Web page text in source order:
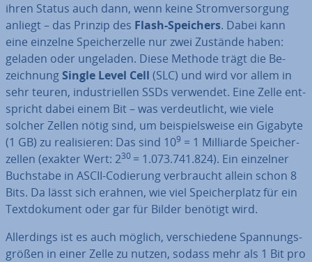
ihren Status auch dann, wenn keine Strom­ver­sor­gung
anliegt – das Prinzip des Flash-Speichers. Dabei kann
eine einzelne Spei­cher­zel­le nur zwei Zustände haben:
geladen oder ungeladen. Diese Methode trägt die Be­
zeich­nungSingle Level Cell (SLC) und wird vor allem in
sehr teuren, in­dus­tri­el­len SSDs verwendet. Eine Zelle ent­
spricht dabei einem Bit – was ver­deut­licht, wie viele
solcher Zellen nötig sind, um bei­spiels­wei­se ein Gigabyte
(1 GB) zu rea­li­sie­ren: Das sind 109 = 1 Milliarde Spei­cher­
zel­len (exakter Wert: 230 = 1.073.741.824). Ein einzelner
Buchstabe in ASCII-Codierung ver­braucht allein schon 8
Bits. Da lässt sich erahnen, wie viel Spei­cher­platz für ein
Text­do­ku­ment oder gar für Bilder benötigt wird.
Al­ler­dings ist es auch möglich, ver­schie­de­ne Span­nungs­
grö­ßen in einer Zelle zu nutzen, sodass mehr als 1 Bit pro